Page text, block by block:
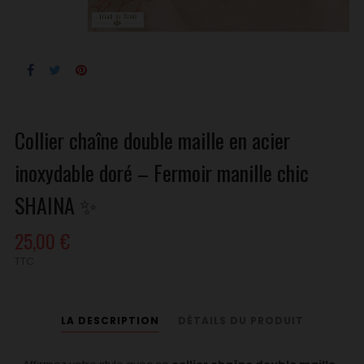
Collier chaîne double maille en acier
inoxydable doré – Fermoir manille chic
SHAINA ✨
25,00 €
LA DESCRIPTION